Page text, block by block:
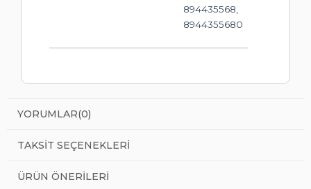
894435568,
8944355680
YORUMLAR(0)
TAKSIT SEÇENEKLERI
ÜRÜN ÖNERILERI